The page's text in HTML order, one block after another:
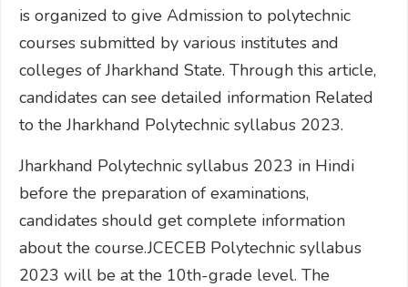
is organized to give Admission to polytechnic
courses submitted by various institutes and
colleges of Jharkhand State. Through this article,
candidates can see detailed information Related
to the Jharkhand Polytechnic syllabus 2023.
Jharkhand Polytechnic syllabus 2023 in Hindi
before the preparation of examinations,
candidates should get complete information
about the course.JCECEB Polytechnic syllabus
2023 will be at the 10th-grade level. The